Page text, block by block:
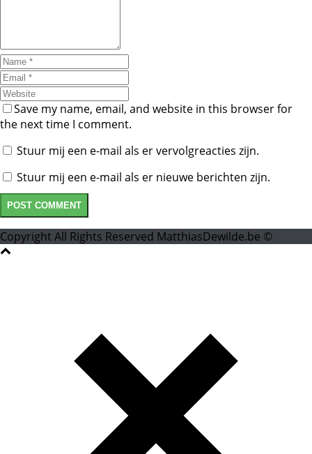
Save my name, email, and website in this browser for
the next time I comment.
Stuur mij een e-mail als er vervolgreacties zijn.
Stuur mij een e-mail als er nieuwe berichten zijn.
Copyright All Rights Reserved MatthiasDewilde.be ©